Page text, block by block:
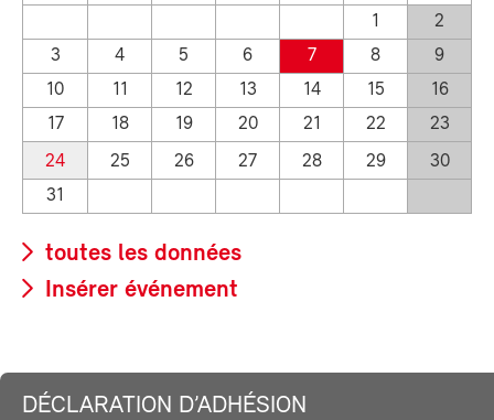
1
2
3
4 5 6 7 8
9
10
11 12 13 14 15
16
17
18 19 20 21 22
23
24
25 26 27 28 29
30
31
toutes les données
Insérer événement
DÉCLARATION D’ADHÉSION